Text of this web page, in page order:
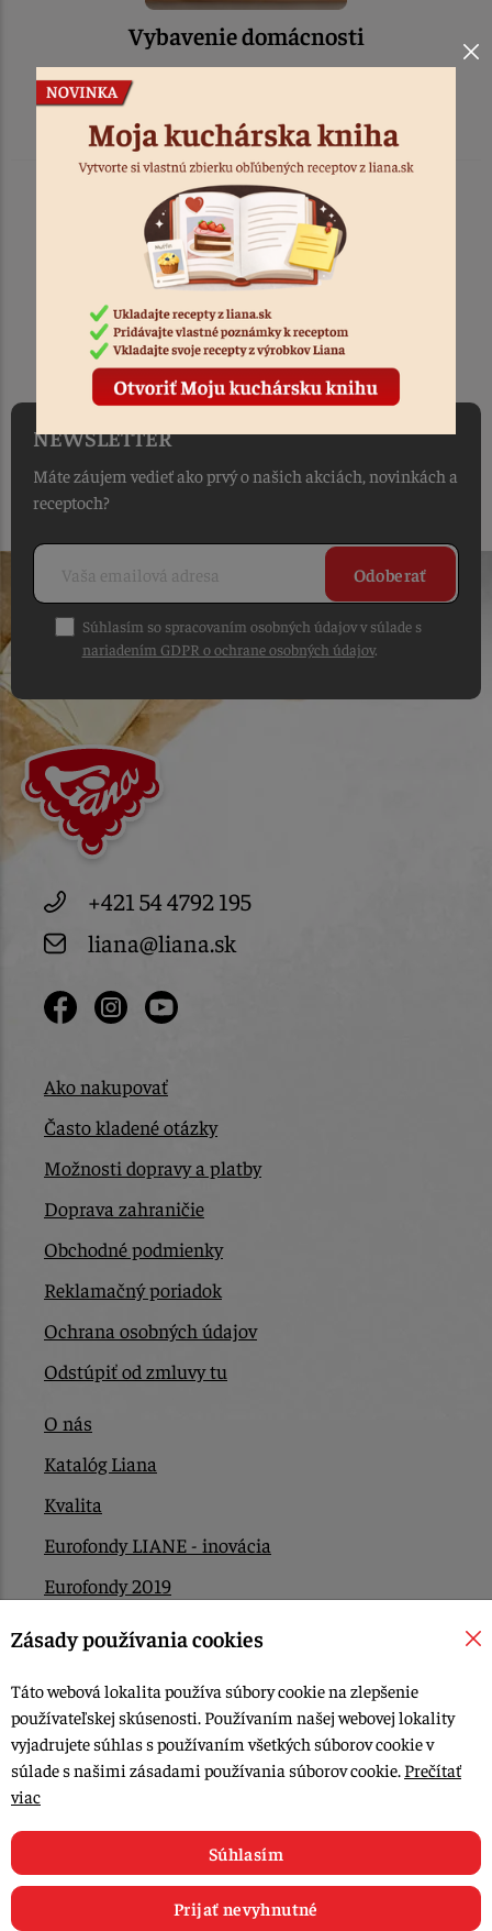
Vybavenie domácnosti
DO 1-2 PRACOVNÝCH DNÍ
OD PRIJATIA OBJEDNÁVKY
NEWSLETTER
Máte záujem vedieť ako prvý o našich akciách, novinkách a
receptoch?
Odoberať
Súhlasím so spracovaním osobných údajov v súlade s
nariadením GDPR o ochrane osobných údajov.
+421 54 4792 195
liana@liana.sk
Ako nakupovať
Často kladené otázky
Možnosti dopravy a platby
Doprava zahraničie
Obchodné podmienky
Reklamačný poriadok
Ochrana osobných údajov
Odstúpiť od zmluvy tu
O nás
Katalóg Liana
Kvalita
Eurofondy LIANE - inovácia
Eurofondy 2019
Eurofondy 2022/2023
Kontakt
© 2015-2026, LIANA GOLIAŠ s.r.o. všetky práva vyhradené.
Upraviť nastavenia Cookies
Zásady používania cookies
Táto webová lokalita používa súbory cookie na zlepšenie
používateľskej skúsenosti. Používaním našej webovej lokality
vyjadrujete súhlas s používaním všetkých súborov cookie v
súlade s našimi zásadami používania súborov cookie. Prečítať
viac
Súhlasím
Prijať nevyhnutné